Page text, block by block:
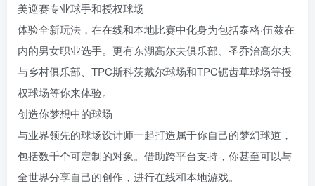
美巡赛专业球手和授权球场
体验全新玩法，在在线和本地比赛中化身为包括泰格·伍兹在
内的男女职业选手。更有东湖高尔夫俱乐部、圣乔治高尔夫
与乡村俱乐部、TPC斯科茨戴尔球场和TPC锯齿草球场等授
权球场等你来体验。
创造你梦想中的球场
与业界领先的球场设计师一起打造属于你自己的梦幻球道，
包括数千个可定制的对象。借助跨平台支持，你甚至可以与
全世界分享自己的创作，进行在线和本地游戏。